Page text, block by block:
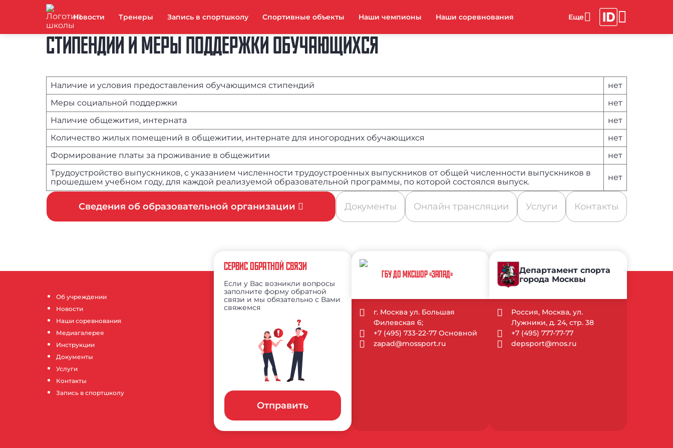
Новости Тренеры Запись в спортшколу Спортивные объекты Наши чемпионы Наши соревнования
СТИПЕНДИИ И МЕРЫ ПОДДЕРЖКИ ОБУЧАЮЩИХСЯ
Наличие и условия предоставления обучающимся стипендий
нет
Меры социальной поддержки
нет
Наличие общежития, интерната
нет
Количество жилых помещений в общежитии, интернате для иногородних обучающихся
нет
Формирование платы за проживание в общежитии
нет
Трудоустройство выпускников, с указанием численности трудоустроенных выпускников от общей численности выпускников в
прошедшем учебном году, для каждой реализуемой образовательной программы, по которой состоялся выпуск.
нет
Сведения об образовательной организации Документы Онлайн трансляции Услуги Контакты
Об учреждении
Новости
Наши соревнования
Медиагалерея
Инструкции
Документы
Услуги
Контакты
Запись в спортшколу
СЕРВИС ОБРАТНОЙ СВЯЗИ
Если у Вас возникли вопросы
заполните форму обратной
связи и мы обязательно с Вами
свяжемся
Отправить
ГБУ ДО МКСШОР «ЗАПАД»
г. Москва ул. Большая
Филевская 6;
+7 (495) 733-22-77 Основной
zapad@mossport.ru
Департамент спорта
города Москвы
Россия, Москва, ул.
Лужники, д. 24, стр. 38
+7 (495) 777-77-77
depsport@mos.ru